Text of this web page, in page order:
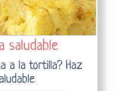
saludable
a la tortilla? Haz